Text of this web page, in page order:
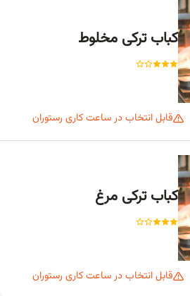
کباب ترکی مخلوط
قابل انتخاب در ساعت کاری رستوران
کباب ترکی مرغ
قابل انتخاب در ساعت کاری رستوران